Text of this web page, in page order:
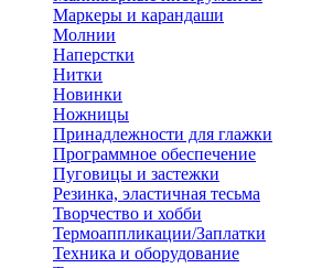
Маркеры и карандаши
Молнии
Наперстки
Нитки
Новинки
Ножницы
Принадлежности для глажки
Программное обеспечение
Пуговицы и застежки
Резинка, эластичная тесьма
Творчество и хобби
Термоаппликации/Заплатки
Техника и оборудование